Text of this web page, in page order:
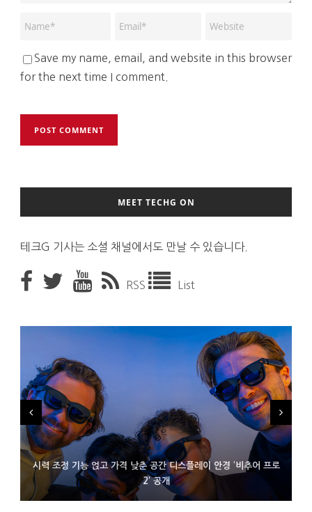
Save my name, email, and website in this browser
for the next time I comment.
MEET TECHG ON
테크G 기사는 소셜 채널에서도 만날 수 있습니다.
RSS List
시력 조정 기능 얹고 가격 낮춘 공간 디스플레이 안경 ‘비추어 프로
2’ 공개
D램 부족에 10억달러어치 아이폰18 프로세서 패키징 대기 중
300~400달러 반지형 스피커 준비하는 오픈AI